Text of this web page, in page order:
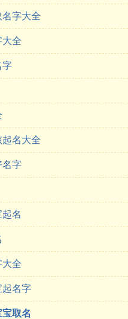
字大全
全
字
名大全
名字
名
大全
起名字
取名